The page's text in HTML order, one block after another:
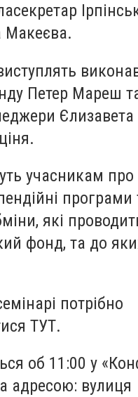
секретар
Макеєва.
Петер Мареш
учасникам про
програми
які
фонд, та до
потрібно
ТУТ.
об 11:00 у
адресою: вулиця